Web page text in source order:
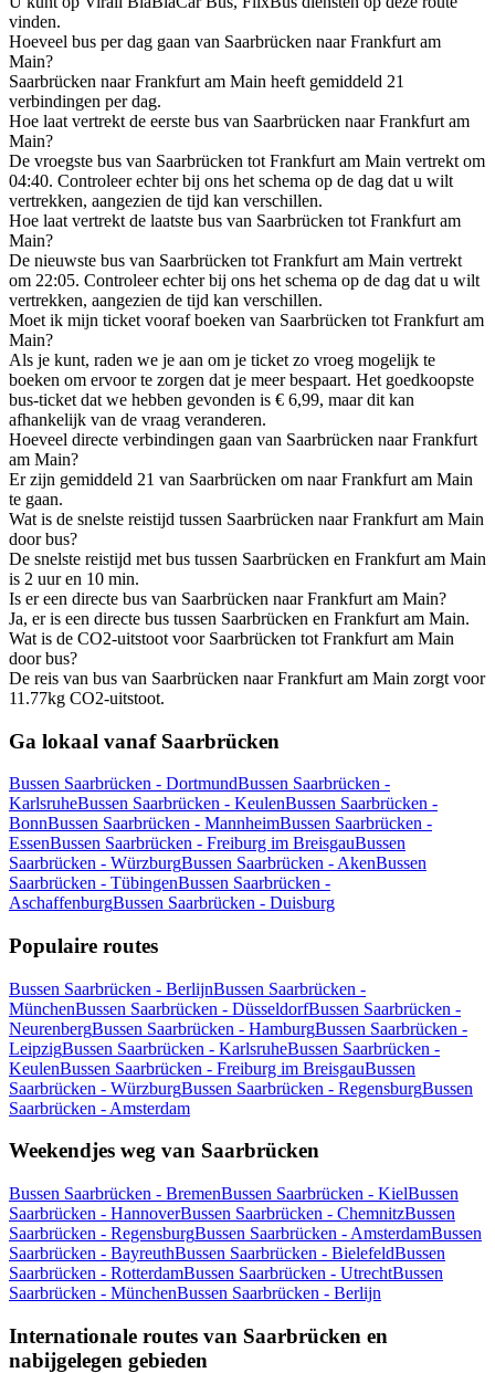
vinden.
Hoeveel bus per dag gaan van Saarbrücken naar Frankfurt am
Main?
Saarbrücken naar Frankfurt am Main heeft gemiddeld 21
verbindingen per dag.
Hoe laat vertrekt de eerste bus van Saarbrücken naar Frankfurt am
Main?
De vroegste bus van Saarbrücken tot Frankfurt am Main vertrekt om
04:40. Controleer echter bij ons het schema op de dag dat u wilt
vertrekken, aangezien de tijd kan verschillen.
Hoe laat vertrekt de laatste bus van Saarbrücken tot Frankfurt am
Main?
De nieuwste bus van Saarbrücken tot Frankfurt am Main vertrekt
om 22:05. Controleer echter bij ons het schema op de dag dat u wilt
vertrekken, aangezien de tijd kan verschillen.
Moet ik mijn ticket vooraf boeken van Saarbrücken tot Frankfurt am
Main?
Als je kunt, raden we je aan om je ticket zo vroeg mogelijk te
boeken om ervoor te zorgen dat je meer bespaart. Het goedkoopste
bus-ticket dat we hebben gevonden is € 6,99, maar dit kan
afhankelijk van de vraag veranderen.
Hoeveel directe verbindingen gaan van Saarbrücken naar Frankfurt
am Main?
Er zijn gemiddeld 21 van Saarbrücken om naar Frankfurt am Main
te gaan.
Wat is de snelste reistijd tussen Saarbrücken naar Frankfurt am Main
door bus?
De snelste reistijd met bus tussen Saarbrücken en Frankfurt am Main
is 2 uur en 10 min.
Is er een directe bus van Saarbrücken naar Frankfurt am Main?
Ja, er is een directe bus tussen Saarbrücken en Frankfurt am Main.
Wat is de CO2-uitstoot voor Saarbrücken tot Frankfurt am Main
door bus?
De reis van bus van Saarbrücken naar Frankfurt am Main zorgt voor
11.77kg CO2-uitstoot.
Ga lokaal vanaf Saarbrücken
Bussen Saarbrücken - DortmundBussen Saarbrücken -
KarlsruheBussen Saarbrücken - KeulenBussen Saarbrücken -
BonnBussen Saarbrücken - MannheimBussen Saarbrücken -
EssenBussen Saarbrücken - Freiburg im BreisgauBussen
Saarbrücken - WürzburgBussen Saarbrücken - AkenBussen
Saarbrücken - TübingenBussen Saarbrücken -
AschaffenburgBussen Saarbrücken - Duisburg
Populaire routes
Bussen Saarbrücken - BerlijnBussen Saarbrücken -
MünchenBussen Saarbrücken - DüsseldorfBussen Saarbrücken -
NeurenbergBussen Saarbrücken - HamburgBussen Saarbrücken -
LeipzigBussen Saarbrücken - KarlsruheBussen Saarbrücken -
KeulenBussen Saarbrücken - Freiburg im BreisgauBussen
Saarbrücken - WürzburgBussen Saarbrücken - RegensburgBussen
Saarbrücken - Amsterdam
Weekendjes weg van Saarbrücken
Bussen Saarbrücken - BremenBussen Saarbrücken - KielBussen
Saarbrücken - HannoverBussen Saarbrücken - ChemnitzBussen
Saarbrücken - RegensburgBussen Saarbrücken - AmsterdamBussen
Saarbrücken - BayreuthBussen Saarbrücken - BielefeldBussen
Saarbrücken - RotterdamBussen Saarbrücken - UtrechtBussen
Saarbrücken - MünchenBussen Saarbrücken - Berlijn
Internationale routes van Saarbrücken en
nabijgelegen gebieden